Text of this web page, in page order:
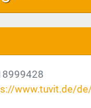
www.tuvit.de/